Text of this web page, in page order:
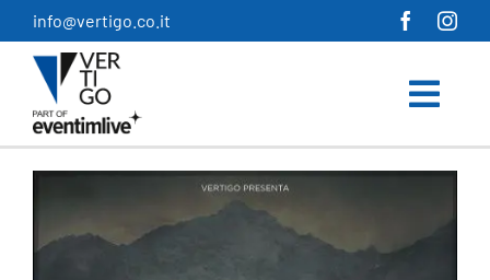
Salta
al
contenuto
info@vertigo.co.it